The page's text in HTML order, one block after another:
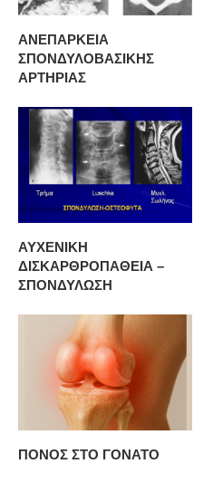
ΑΝΕΠΑΡΚΕΙΑ
ΣΠΟΝΔΥΛΟΒΑΣΙΚΗΣ
ΑΡΤΗΡΙΑΣ
ΑΥΧΕΝΙΚΗ
ΔΙΣΚΑΡΘΡΟΠΑΘΕΙΑ –
ΣΠΟΝΔΥΛΩΣΗ
ΠΟΝΟΣ ΣΤΟ ΓΟΝΑΤΟ